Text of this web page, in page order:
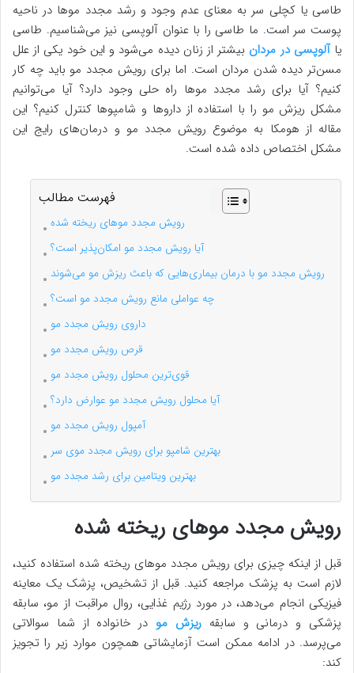
طاسی یا کچلی سر به معنای عدم وجود و رشد مجدد موها در ناحیه
پوست سر است. ما طاسی را با عنوان آلوپسی نیز می‌شناسیم. طاسی
یاآلوپسی در مردان بیشتر از زنان دیده می‌شود و این خود یکی از علل
مسن‌تر دیده شدن مردان است. اما برای رویش مجدد مو باید چه کار
کنیم؟ آیا برای رشد مجدد موها راه حلی وجود دارد؟ آیا می‌توانیم
مشکل ریزش مو را با استفاده از داروها و شامپوها کنترل کنیم؟ این
مقاله از هومکا به موضوع رویش مجدد مو و درمان‌های رایج این
مشکل اختصاص داده شده است.
فهرست مطالب
رویش مجدد موهای ریخته شده
آیا رویش مجدد مو امکان‌پذیر است؟
رویش مجدد مو با درمان بیماری‌هایی که باعث ریزش مو می‌شوند
چه عواملی مانع رویش مجدد مو است؟
داروی رویش مجدد مو
قرص رویش مجدد مو
قوی‌ترین محلول رویش مجدد مو
آیا محلول رویش مجدد مو عوارض دارد؟
آمپول رویش مجدد مو
بهترین شامپو برای رویش مجدد موی سر
بهترین ویتامین‌ برای رشد مجدد مو
رویش مجدد موهای ریخته شده
قبل از اینکه چیزی برای رویش مجدد موهای ریخته شده استفاده کنید،
لازم است به پزشک مراجعه کنید. قبل از تشخیص، پزشک یک معاینه
فیزیکی انجام می‌دهد، در مورد رژیم غذایی، روال مراقبت از مو، سابقه
پزشکی و درمانی و سابقهریزش مو در خانواده از شما سوالاتی
می‌پرسد. در ادامه ممکن است آزمایشاتی همچون موارد زیر را تجویز
کند: